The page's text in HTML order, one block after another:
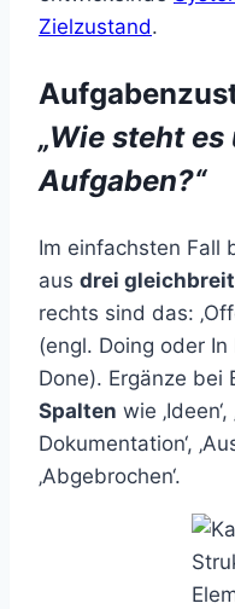
Zielzustand.
„Wie steht
Aufgaben?“
Im einfachsten Fall
aus drei
rechts sind das:
(engl. Doing oder In
Done). Ergänze bei
Spalten wie
Dokumentation‘,
‚Abgebrochen‘.